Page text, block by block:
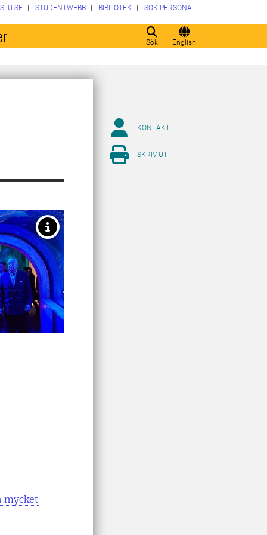
Sök English
SLU.SE STUDENTWEBB BIBLIOTEK SÖK PERSONAL
mycket
KONTAKT
SKRIV UT